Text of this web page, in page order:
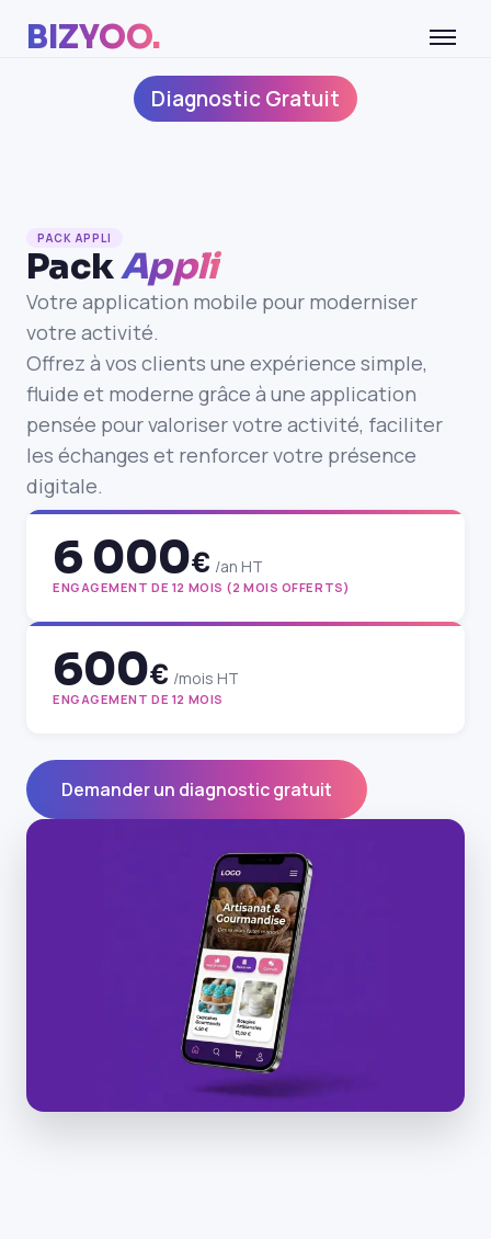
BIZYOO.
Diagnostic Gratuit
PACK APPLI
PackAppli
Votre application mobile pour moderniser
votre activité.
Offrez à vos clients une expérience simple,
fluide et moderne grâce à une application
pensée pour valoriser votre activité, faciliter
les échanges et renforcer votre présence
digitale.
6 000€ /an HT
ENGAGEMENT DE 12 MOIS (2 MOIS OFFERTS)
600€ /mois HT
ENGAGEMENT DE 12 MOIS
Demander un diagnostic gratuit